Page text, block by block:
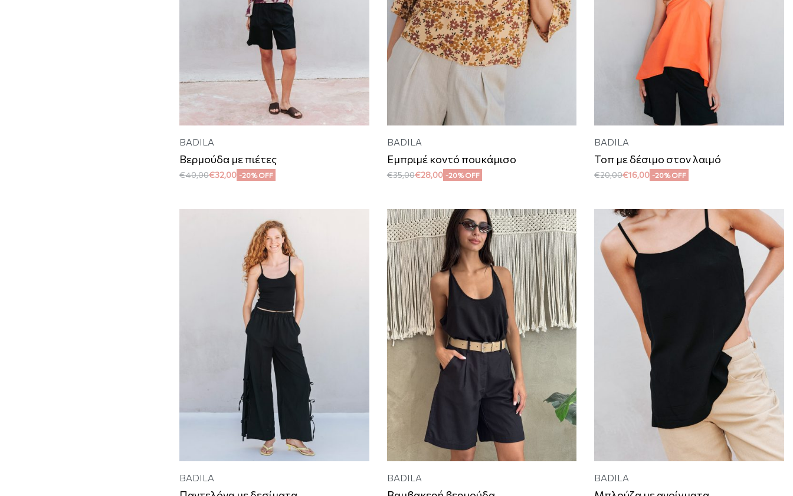
BADILA
Βερμούδα με πιέτες
€40,00€32,00 -20% OFF
BADILA
Εμπριμέ κοντό πουκάμισο
€35,00€28,00 -20% OFF
BADILA
Τοπ με δέσιμο στον λαιμό
€20,00€16,00 -20% OFF
BADILA BADILA BADILA